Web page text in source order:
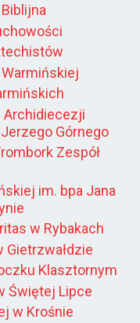
Archidiecezji
Górnego
Zespół
im. bpa Jana
w Rybakach
Gietrzwałdzie
Klasztornym
Świętej Lipce
w Krośnie